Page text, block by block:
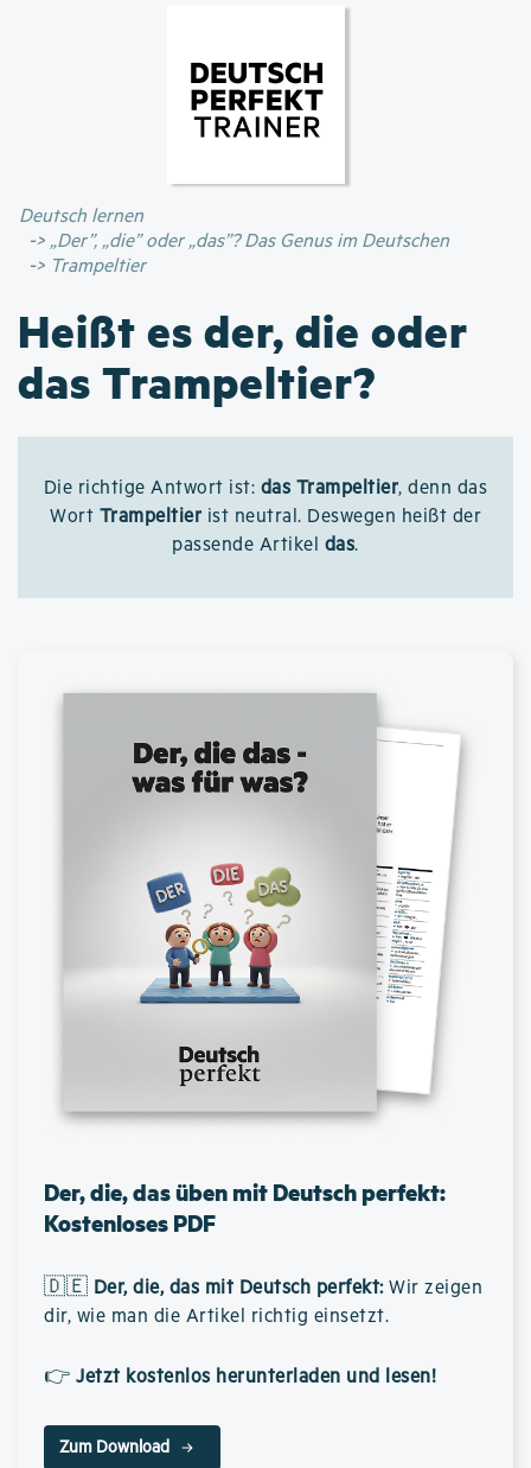
Inhalt
Deutsch lernen
„Der”, „die” oder „das”? Das Genus im Deutschen
Trampeltier
Heißt es der, die oder
das Trampeltier?
Die richtige Antwort ist: das Trampeltier, denn das
Wort Trampeltier ist neutral. Deswegen heißt der
passende Artikel das.
Der, die, das üben mit Deutsch perfekt:
Kostenloses PDF
🇩🇪 Der, die, das mit Deutsch perfekt: Wir zeigen
dir, wie man die Artikel richtig einsetzt.
👉 Jetzt kostenlos herunterladen und lesen!
Zum Download